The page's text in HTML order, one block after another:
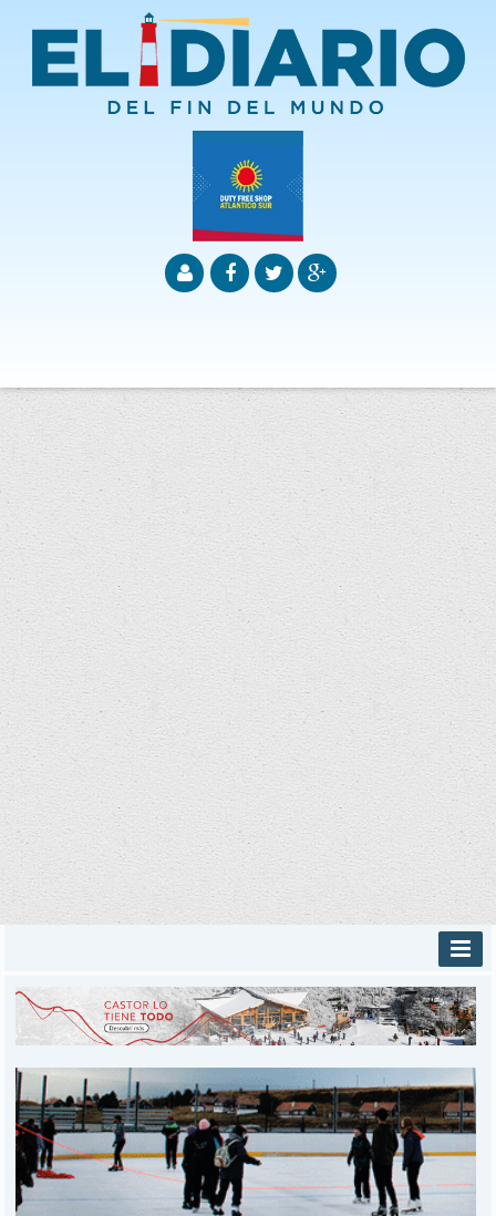
INICIO
PROVINCIALES
DEPORTES
POLICIALES
I-DIARIO
MÁS
BÚSQUEDA